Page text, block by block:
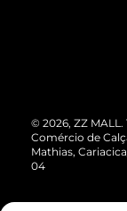
ZZ MALL é
Cartão
Vendas
Devolução
Compre
© 2026, ZZ
Comércio de
Mathias,
04